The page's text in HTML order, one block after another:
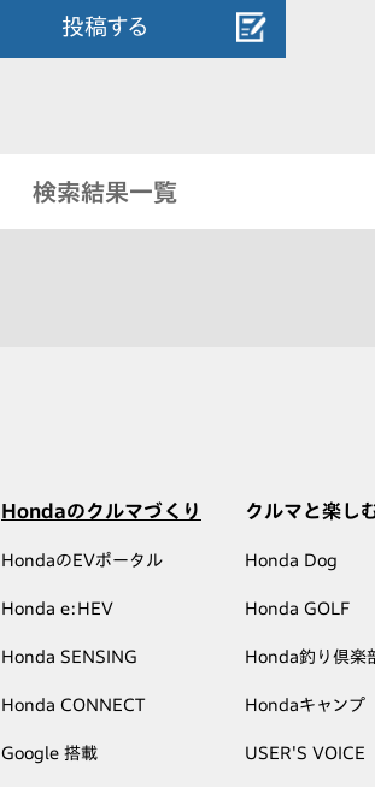
投稿する
検索結果一覧
Hondaのクルマづくり
HondaのEVポータル
Honda e:HEV
Honda SENSING
Honda CONNECT
Google 搭載
クルマと楽し
Honda Dog
Honda GOLF
Honda釣り倶楽
Hondaキャンプ
USER'S VOICE